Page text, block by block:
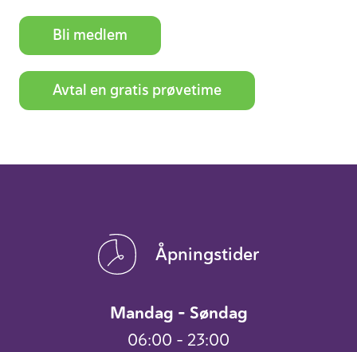
Bli medlem
Avtal en gratis prøve­time
Åpningstider
Mandag – Søndag
06:00 – 23:00